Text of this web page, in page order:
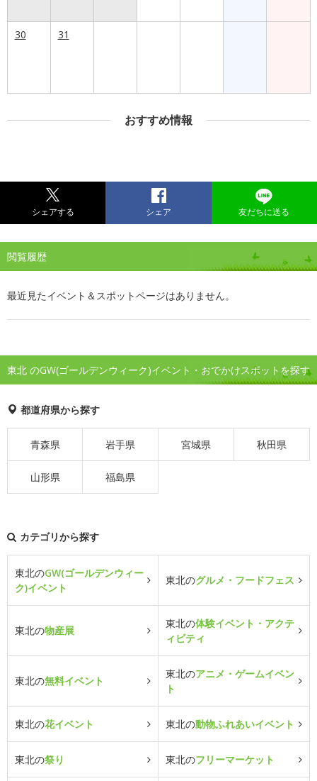
30 31
おすすめ情報
シェアする シェア 友だちに送る
閲覧履歴
最近見たイベント＆スポットページはありません。
東北 のGW(ゴールデンウィーク)イベント・おでかけスポットを探す
都道府県から探す
青森県 岩手県 宮城県 秋田県
山形県 福島県
カテゴリから探す
東北のGW(ゴールデンウィー
ク)イベント
東北のグルメ・フードフェス
東北の物産展
東北の体験イベント・アクテ
ィビティ
東北の無料イベント
東北のアニメ・ゲームイベン
ト
東北の花イベント 東北の動物ふれあいイベント
東北の祭り 東北のフリーマーケット